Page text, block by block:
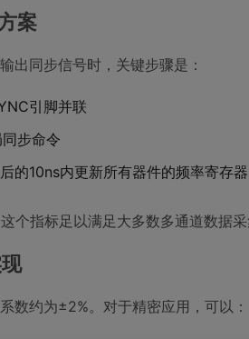
案
出同步信号时，关键步骤是：
引脚并联
步命令
的10ns内更新所有器件的频率寄存器
个指标足以满足大多数多通道数据
数约为±2%。对于精密应用，可以：